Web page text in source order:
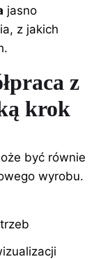
jasno
z jakich
z
krok
być równie
wyrobu.